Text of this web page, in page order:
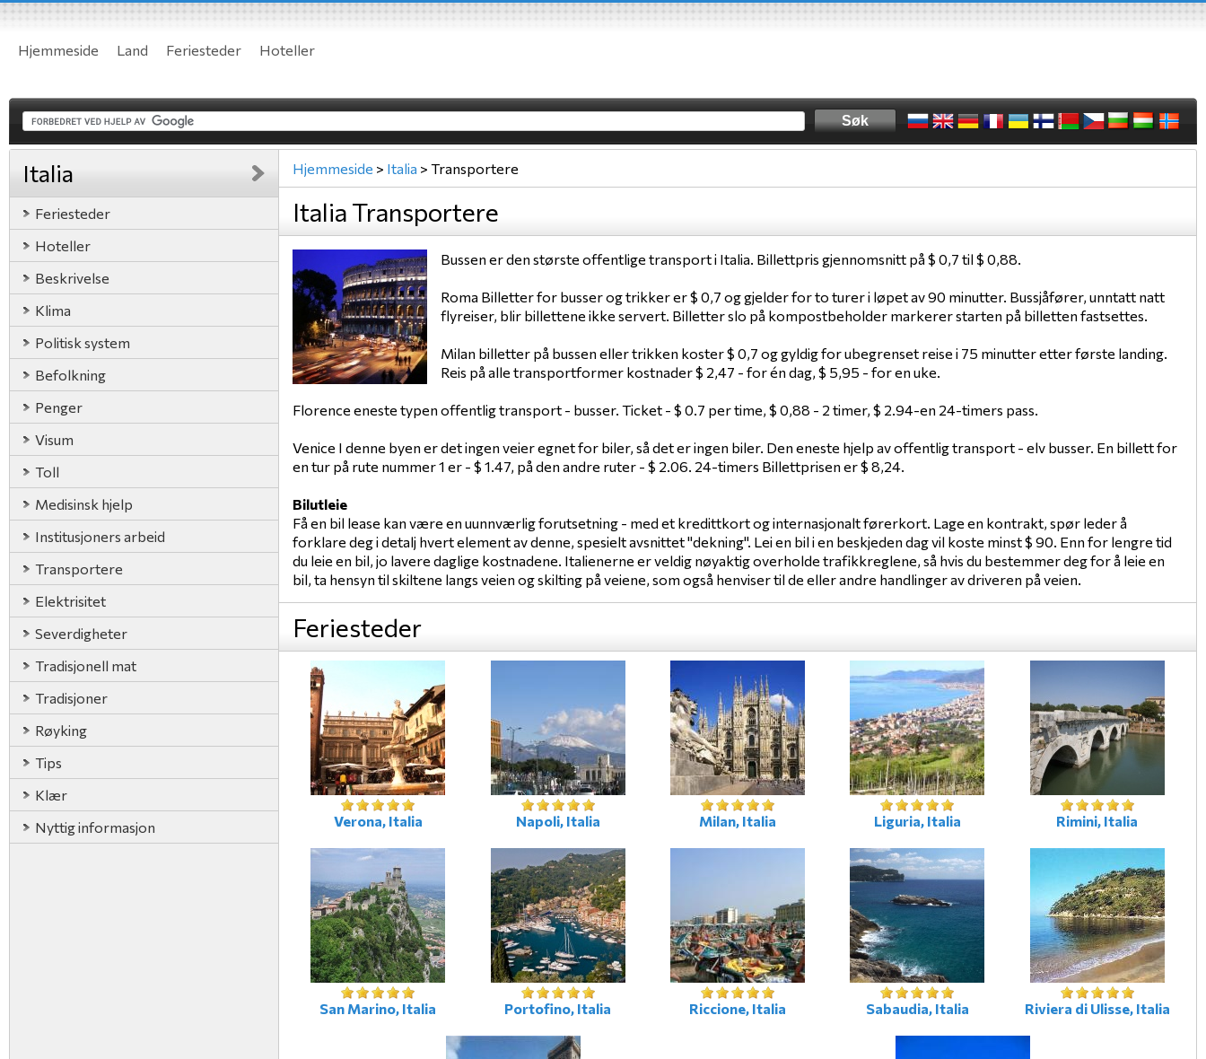
Hjemmeside Land Feriesteder Hoteller
Italia
Feriesteder
Hoteller
Beskrivelse
Klima
Politisk system
Befolkning
Penger
Visum
Toll
Medisinsk hjelp
Institusjoners arbeid
Transportere
Elektrisitet
Severdigheter
Tradisjonell mat
Tradisjoner
Røyking
Tips
Klær
Nyttig informasjon
Hjemmeside > Italia > Transportere
Italia Transportere
Bussen er den største offentlige transport i Italia. Billettpris gjennomsnitt på $ 0,7 til $ 0,88.
Roma Billetter for busser og trikker er $ 0,7 og gjelder for to turer i løpet av 90 minutter. Bussjåfører, unntatt natt
flyreiser, blir billettene ikke servert. Billetter slo på kompostbeholder markerer starten på billetten fastsettes.
Milan billetter på bussen eller trikken koster $ 0,7 og gyldig for ubegrenset reise i 75 minutter etter første landing.
Reis på alle transportformer kostnader $ 2,47 - for én dag, $ 5,95 - for en uke.
Florence eneste typen offentlig transport - busser. Ticket - $ 0.7 per time, $ 0,88 - 2 timer, $ 2.94-en 24-timers pass.
Venice I denne byen er det ingen veier egnet for biler, så det er ingen biler. Den eneste hjelp av offentlig transport - elv busser. En billett for
en tur på rute nummer 1 er - $ 1.47, på den andre ruter - $ 2.06. 24-timers Billettprisen er $ 8,24.
Bilutleie
Få en bil lease kan være en uunnværlig forutsetning - med et kredittkort og internasjonalt førerkort. Lage en kontrakt, spør leder å
forklare deg i detalj hvert element av denne, spesielt avsnittet "dekning". Lei en bil i en beskjeden dag vil koste minst $ 90. Enn for lengre tid
du leie en bil, jo lavere daglige kostnadene. Italienerne er veldig nøyaktig overholde trafikkreglene, så hvis du bestemmer deg for å leie en
bil, ta hensyn til skiltene langs veien og skilting på veiene, som også henviser til de eller andre handlinger av driveren på veien.
Feriesteder
Verona, Italia Napoli, Italia Milan, Italia Liguria, Italia Rimini, Italia
San Marino, Italia Portofino, Italia Riccione, Italia Sabaudia, Italia Riviera di Ulisse, Italia